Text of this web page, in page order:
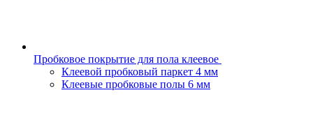
Пробковое покрытие для пола клеевое
Клеевой пробковый паркет 4 мм
Клеевые пробковые полы 6 мм